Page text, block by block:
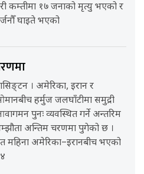
कम्तीमा १७ जनाको मृत्यु भएको र
घाइते भएको
। अमेरिका, इरान र
हर्मुज जलघाँटीमा समुद्री
पुनः व्यवस्थित गर्ने अन्तरिम
अन्तिम चरणमा पुगेको छ ।
महिना अमेरिका–इरानबीच भएको